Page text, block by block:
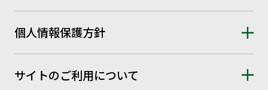
個人情報保護方針
サイトのご利用について